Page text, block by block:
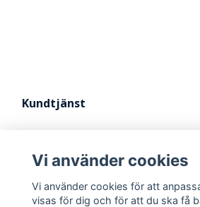
Kundtjänst
Kontakt
FRÅN IDÈ TILL
Vi använder cookies
Vi använder cookies för att
visas för dig och för att du ska få